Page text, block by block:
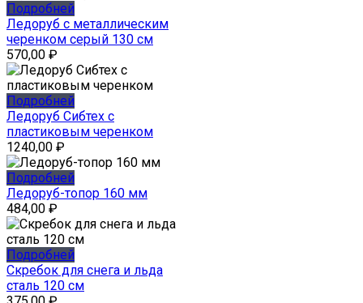
Подробней
Ледоруб с металлическим
черенком серый 130 см
570,00 ₽
Подробней
Ледоруб Сибтех с
пластиковым черенком
1240,00 ₽
Подробней
Ледоруб-топор 160 мм
484,00 ₽
Подробней
Скребок для снега и льда
сталь 120 см